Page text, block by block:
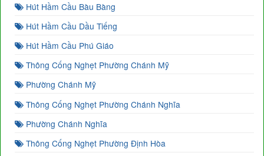
Hút Hầm Cầu Bàu Bàng
Hút Hầm Cầu Dầu Tiếng
Hút Hầm Cầu Phú Giáo
Thông Cống Nghẹt Phường Chánh Mỹ
Phường Chánh Mỹ
Thông Cống Nghẹt Phường Chánh Nghĩa
Phường Chánh Nghĩa
Thông Cống Nghẹt Phường Định Hòa